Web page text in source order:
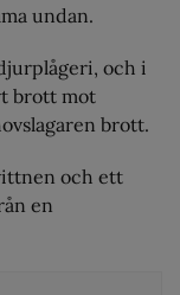
undan.
och i
brott mot
brott.
och ett
en